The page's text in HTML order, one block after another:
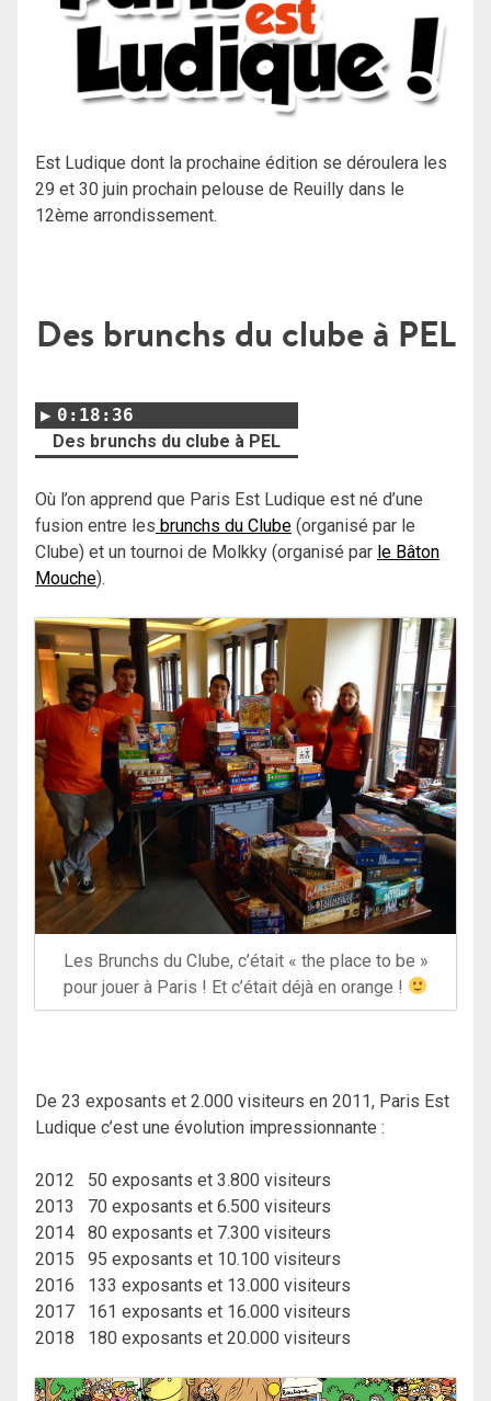
Est Ludique dont la prochaine édition se déroulera les
29 et 30 juin prochain pelouse de Reuilly dans le
12ème arrondissement.
Des brunchs du clube à PEL
0:18:36
Des brunchs du clube à PEL
Où l’on apprend que Paris Est Ludique est né d’une
fusion entre les brunchs du Clube (organisé par le
Clube) et un tournoi de Molkky (organisé par le Bâton
Mouche).
Les Brunchs du Clube, c’était « the place to be »
pour jouer à Paris ! Et c’était déjà en orange !
De 23 exposants et 2.000 visiteurs en 2011, Paris Est
Ludique c’est une évolution impressionnante :
2012 50 exposants et 3.800 visiteurs
2013 70 exposants et 6.500 visiteurs
2014 80 exposants et 7.300 visiteurs
2015 95 exposants et 10.100 visiteurs
2016 133 exposants et 13.000 visiteurs
2017 161 exposants et 16.000 visiteurs
2018 180 exposants et 20.000 visiteurs